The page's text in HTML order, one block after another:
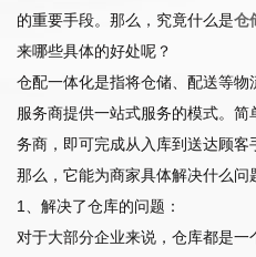
的重要手段。那么，究竟什么是仓
来哪些具体的好处呢？
仓配一体化是指将仓储、配送等
服务商提供一站式服务的模式。
务商，即可完成从入库到送达顾客
那么，它能为商家具体解决什么问
1、解决了仓库的问题：
对于大部分企业来说，仓库都是